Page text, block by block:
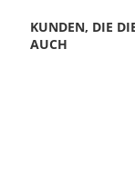
KUNDEN, DIE
AUCH